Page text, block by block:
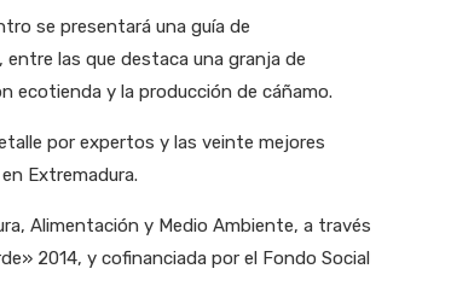
se presentará una guía de
las que destaca una granja de
ecotienda y la producción de cáñamo.
por expertos y las veinte mejores
Extremadura.
Alimentación y Medio Ambiente, a través
2014, y cofinanciada por el Fondo Social